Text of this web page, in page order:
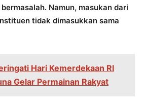
Namun, masukan dari
tidak dimasukkan sama
Hari Kemerdekaan RI
Gelar Permainan Rakyat